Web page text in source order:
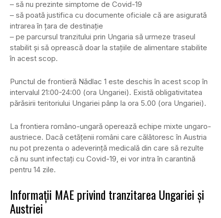
– să nu prezinte simptome de Covid-19
– să poată justifica cu documente oficiale că are asigurată
intrarea în țara de destinație
– pe parcursul tranzitului prin Ungaria să urmeze traseul
stabilit și să oprească doar la stațiile de alimentare stabilite
în acest scop.
Punctul de frontieră Nădlac 1 este deschis în acest scop în
intervalul 21:00-24:00 (ora Ungariei). Există obligativitatea
părăsirii teritoriului Ungariei pânp la ora 5.00 (ora Ungariei).
La frontiera româno-ungară operează echipe mixte ungaro-
austriece. Dacă cetățenii români care călătoresc în Austria
nu pot prezenta o adeverință medicală din care să rezulte
că nu sunt infectați cu Covid-19, ei vor intra în carantină
pentru 14 zile.
Informații MAE privind tranzitarea Ungariei și
Austriei